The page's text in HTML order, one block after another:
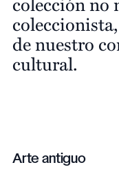
de nuestro
cultural.
Arte antiguo